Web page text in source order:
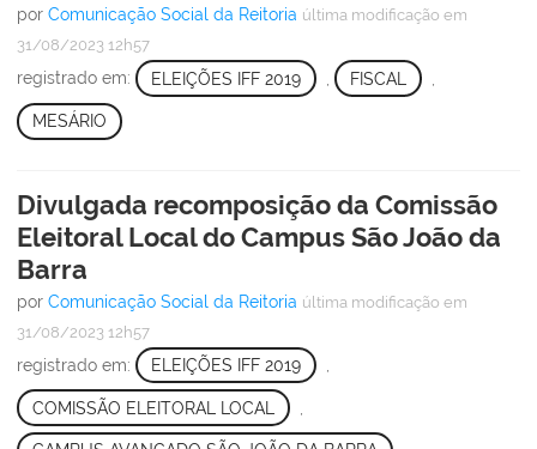
por Comunicação Social da Reitoria última modificação em
31/08/2023 12h57
registrado em: ELEIÇÕES IFF 2019 FISCAL
MESÁRIO
Divulgada recomposição da Comissão
Eleitoral Local do Campus São João da
Barra
por Comunicação Social da Reitoria última modificação em
31/08/2023 12h57
registrado em: ELEIÇÕES IFF 2019
COMISSÃO ELEITORAL LOCAL